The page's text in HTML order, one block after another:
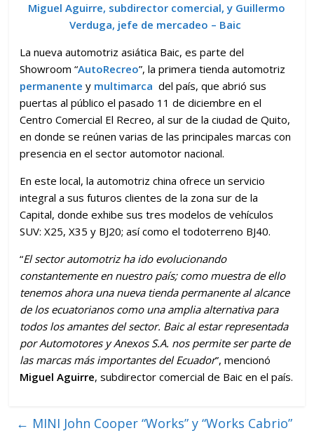
Miguel Aguirre, subdirector comercial, y Guillermo
Verduga, jefe de mercadeo – Baic
La nueva automotriz asiática Baic, es parte del
Showroom “AutoRecreo”, la primera tienda automotriz
permanente y multimarca del país, que abrió sus
puertas al público el pasado 11 de diciembre en el
Centro Comercial El Recreo, al sur de la ciudad de Quito,
en donde se reúnen varias de las principales marcas con
presencia en el sector automotor nacional.
En este local, la automotriz china ofrece un servicio
integral a sus futuros clientes de la zona sur de la
Capital, donde exhibe sus tres modelos de vehículos
SUV: X25, X35 y BJ20; así como el todoterreno BJ40.
“El sector automotriz ha ido evolucionando
constantemente en nuestro país; como muestra de ello
tenemos ahora una nueva tienda permanente al alcance
de los ecuatorianos como una amplia alternativa para
todos los amantes del sector. Baic al estar representada
por Automotores y Anexos S.A. nos permite ser parte de
las marcas más importantes del Ecuador”, mencionó
Miguel Aguirre, subdirector comercial de Baic en el país.
← MINI John Cooper “Works” y “Works Cabrio”